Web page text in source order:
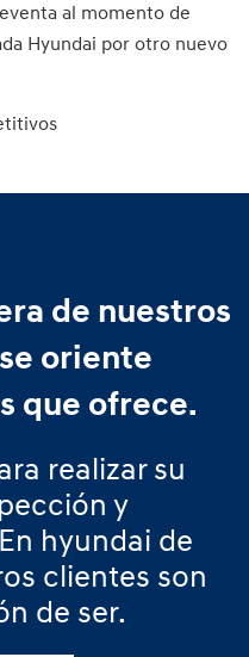
al momento de
Hyundai por otro nuevo
de nuestros
oriente
que ofrece.
realizar su
y
hyundai de
clientes son
de ser.